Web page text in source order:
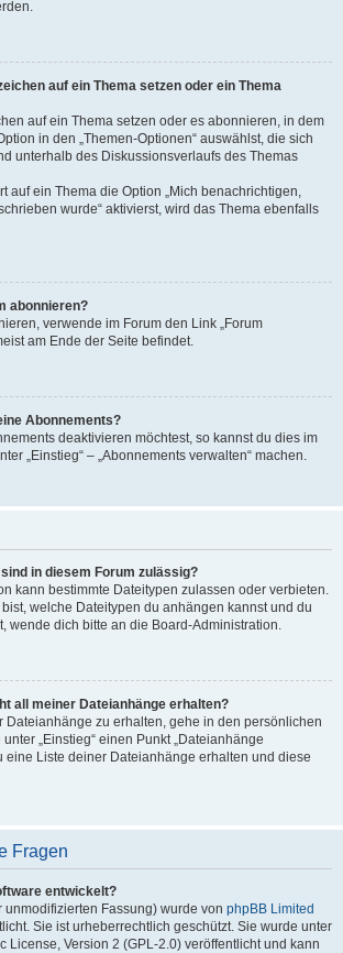
auf ein Thema setzen oder ein Thema
auf ein Thema setzen oder es abonnieren, in dem
in den „Themen-Optionen“ auswählst, die sich
unterhalb des Diskussionsverlaufs des Themas
auf ein Thema die Option „Mich benachrichtigen,
wurde“ aktivierst, wird das Thema ebenfalls
abonnieren?
verwende im Forum den Link „Forum
am Ende der Seite befindet.
Abonnements?
deaktivieren möchtest, so kannst du dies im
„Einstieg“ – „Abonnements verwalten“ machen.
in diesem Forum zulässig?
kann bestimmte Dateitypen zulassen oder verbieten.
welche Dateitypen du anhängen kannst und du
wende dich bitte an die Board-Administration.
all meiner Dateianhänge erhalten?
Dateianhänge zu erhalten, gehe in den persönlichen
„Einstieg“ einen Punkt „Dateianhänge
eine Liste deiner Dateianhänge erhalten und diese
Fragen
entwickelt?
unmodifizierten Fassung) wurde von phpBB Limited
Sie ist urheberrechtlich geschützt. Sie wurde unter
License, Version 2 (GPL-2.0) veröffentlicht und kann